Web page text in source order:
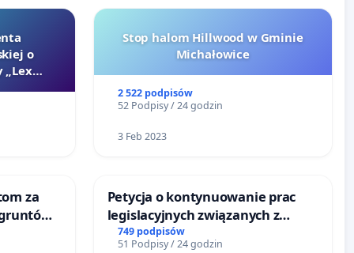
o
„Lex
Stop halom Hillwood w Gminie
Michałowice
2 522 podpisów
52 Podpisy / 24 godzin
3 Feb 2023
za
Petycja o kontynuowanie prac
legislacyjnych związanych z
reformą prawa rodzinnego
749 podpisów
51 Podpisy / 24 godzin